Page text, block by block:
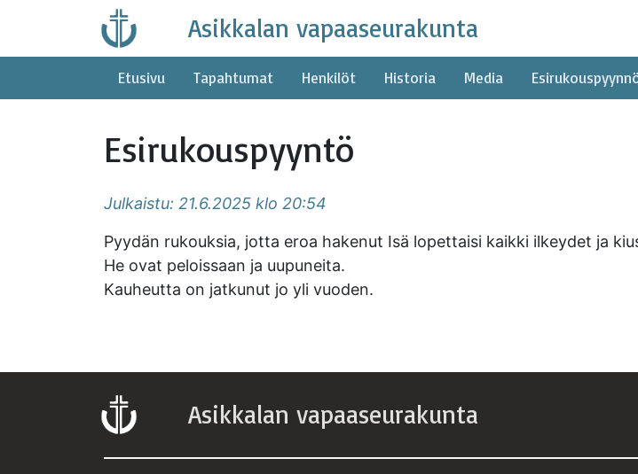
content
Asikkalan vapaaseurakunta
Etusivu Tapahtumat Henkilöt Historia Media
Esirukouspyyntö
Julkaistu: 21.6.2025 klo 20:54
Pyydän rukouksia, jotta eroa hakenut Isä lopettaisi kaikki ilkeydet ja
He ovat peloissaan ja uupuneita.
Kauheutta on jatkunut jo yli vuoden.
Asikkalan vapaaseurakunta